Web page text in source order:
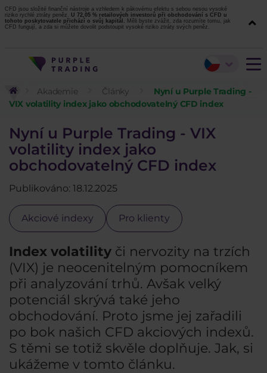
CFD jsou složité finanční nástroje a vzhledem k pákovému efektu s sebou nesou vysoké
riziko rychlé ztráty peněz. U 72,05 % retailových investorů při obchodování s CFD u
tohoto poskytovatele přichází o svůj kapitál. Měli byste zvážit, zda rozumíte tomu, jak
CFD fungují, a zda si můžete dovolit podstoupit vysoké riziko ztráty svých peněz.
Akademie Články
Nyní u Purple Trading -
VIX volatility index jako obchodovatelný CFD index
Nyní u Purple Trading - VIX
volatility index jako
obchodovatelný CFD index
Publikováno: 18.12.2025
Akciové indexy Pro klienty
Index volatility či nervozity na trzích
(VIX) je neocenitelným pomocníkem
při analyzování trhů. Avšak velký
potenciál skrývá také jeho
obchodování. Proto jsme jej zařadili
po bok našich CFD akciových indexů.
S těmi se totiž skvěle doplňuje. Jak, si
ukážeme v tomto článku.